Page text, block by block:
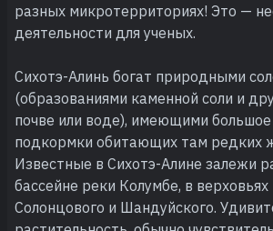
разных микротерриториях! Это —
деятельности для ученых.
Сихотэ-Алинь богат природными
(образованиями каменной соли и
почве или воде), имеющими большое
подкормки обитающих там редких
Известные в Сихотэ-Алине залежи
бассейне реки Колумбе, в
Солонцового и Шандуйского.